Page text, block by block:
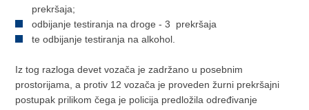
prekršaja;
odbijanje testiranja na droge - 3 prekršaja
te odbijanje testiranja na alkohol.
Iz tog razloga devet vozača je zadržano u posebnim
prostorijama, a protiv 12 vozača je proveden žurni prekršajni
postupak prilikom čega je policija predložila određivanje